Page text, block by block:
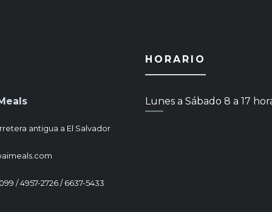
antigua a El Salvador
/ 4957-2726 / 6637-5433
HORARIO
Lunes a Sábado 8 a 17